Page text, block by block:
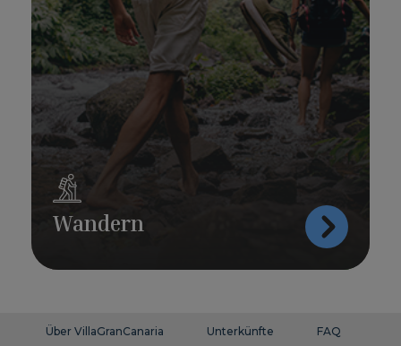
Wandern
Über VillaGranCanaria Unterkünfte FAQ